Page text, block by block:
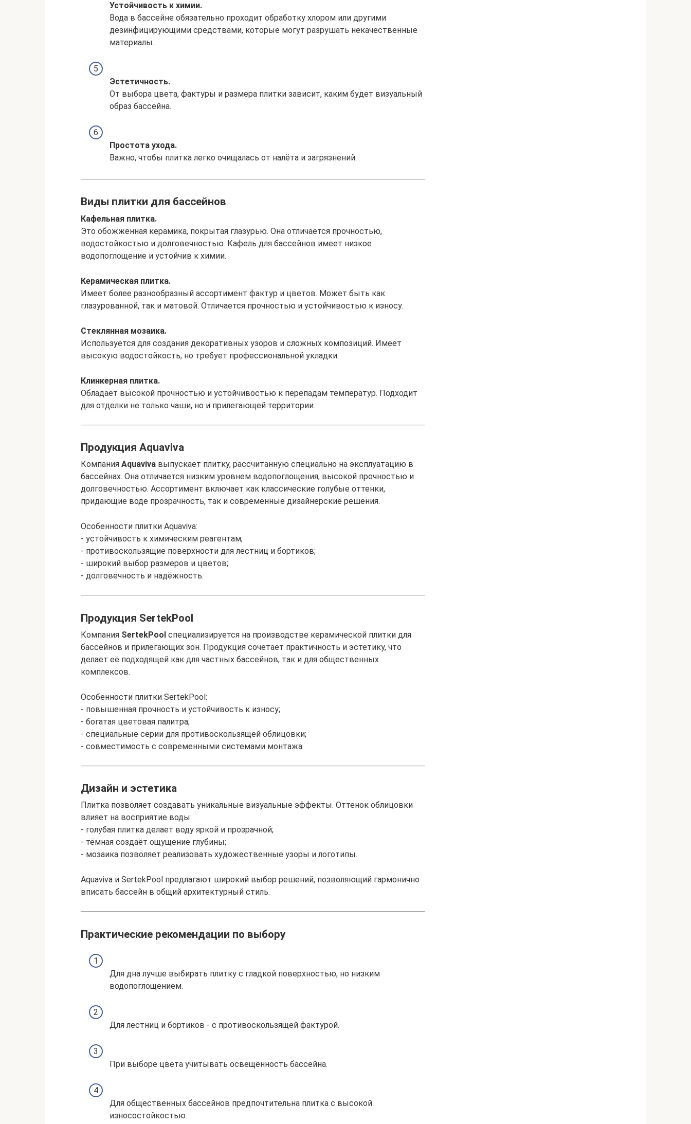
Устойчивость к химии.
Вода в бассейне обязательно проходит обработку хлором или другими
дезинфицирующими средствами, которые могут разрушать некачественные
материалы.
Эстетичность.
От выбора цвета, фактуры и размера плитки зависит, каким будет визуальный
образ бассейна.
Простота ухода.
Важно, чтобы плитка легко очищалась от налёта и загрязнений.
Виды плитки для бассейнов
Кафельная плитка.
Это обожжённая керамика, покрытая глазурью. Она отличается прочностью,
водостойкостью и долговечностью. Кафель для бассейнов имеет низкое
водопоглощение и устойчив к химии.
Керамическая плитка.
Имеет более разнообразный ассортимент фактур и цветов. Может быть как
глазурованной, так и матовой. Отличается прочностью и устойчивостью к износу.
Стеклянная мозаика.
Используется для создания декоративных узоров и сложных композиций. Имеет
высокую водостойкость, но требует профессиональной укладки.
Клинкерная плитка.
Обладает высокой прочностью и устойчивостью к перепадам температур. Подходит
для отделки не только чаши, но и прилегающей территории.
Продукция Aquaviva
Компания Aquaviva выпускает плитку, рассчитанную специально на эксплуатацию в
бассейнах. Она отличается низким уровнем водопоглощения, высокой прочностью и
долговечностью. Ассортимент включает как классические голубые оттенки,
придающие воде прозрачность, так и современные дизайнерские решения.
Особенности плитки Aquaviva:
- устойчивость к химическим реагентам;
- противоскользящие поверхности для лестниц и бортиков;
- широкий выбор размеров и цветов;
- долговечность и надёжность.
Продукция SertekPool
Компания SertekPool специализируется на производстве керамической плитки для
бассейнов и прилегающих зон. Продукция сочетает практичность и эстетику, что
делает её подходящей как для частных бассейнов, так и для общественных
комплексов.
Особенности плитки SertekPool:
- повышенная прочность и устойчивость к износу;
- богатая цветовая палитра;
- специальные серии для противоскользящей облицовки;
- совместимость с современными системами монтажа.
Дизайн и эстетика
Плитка позволяет создавать уникальные визуальные эффекты. Оттенок облицовки
влияет на восприятие воды:
- голубая плитка делает воду яркой и прозрачной;
- тёмная создаёт ощущение глубины;
- мозаика позволяет реализовать художественные узоры и логотипы.
Aquaviva и SertekPool предлагают широкий выбор решений, позволяющий гармонично
вписать бассейн в общий архитектурный стиль.
Практические рекомендации по выбору
Для дна лучше выбирать плитку с гладкой поверхностью, но низким
водопоглощением.
Для лестниц и бортиков - с противоскользящей фактурой.
При выборе цвета учитывать освещённость бассейна.
Для общественных бассейнов предпочтительна плитка с высокой
износостойкостью.